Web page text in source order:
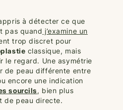
à détecter ce que
pas quand j’examine un
trop discret pour
classique, mais
le regard. Une asymétrie
de peau différente entre
encore une indication
sourcils, bien plus
de peau directe.